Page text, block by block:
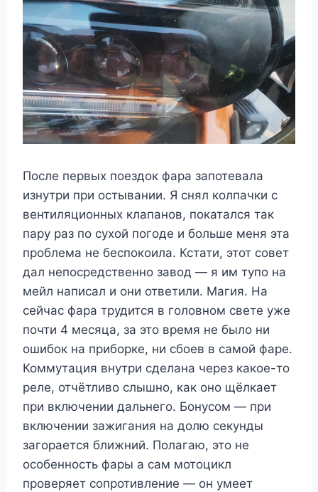
После первых поездок фара запотевала
изнутри при остывании. Я снял колпачки с
вентиляционных клапанов, покатался так
пару раз по сухой погоде и больше меня эта
проблема не беспокоила. Кстати, этот совет
дал непосредственно завод — я им тупо на
мейл написал и они ответили. Магия. На
сейчас фара трудится в головном свете уже
почти 4 месяца, за это время не было ни
ошибок на приборке, ни сбоев в самой фаре.
Коммутация внутри сделана через какое-то
реле, отчётливо слышно, как оно щёлкает
при включении дальнего. Бонусом — при
включении зажигания на долю секунды
загорается ближний. Полагаю, это не
особенность фары а сам мотоцикл
проверяет сопротивление — он умеет